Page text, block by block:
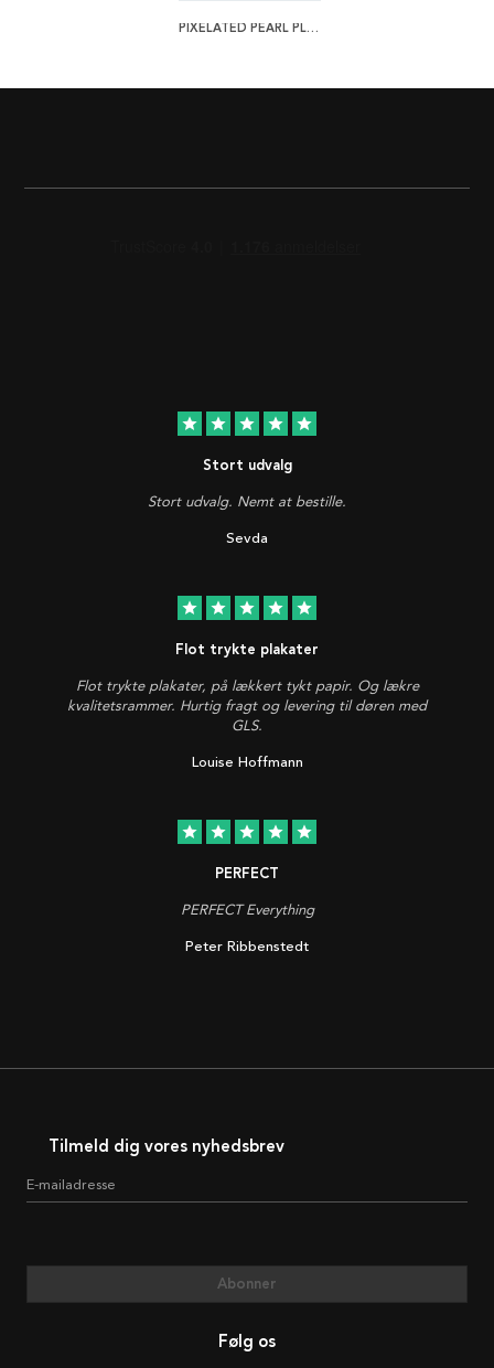
PIXELATED PEARL PLAKAT
star star star star star
Stort udvalg
Stort udvalg. Nemt at bestille.
Sevda
star star star star star
Flot trykte plakater
Flot trykte plakater, på lækkert tykt papir. Og lækre
kvalitetsrammer. Hurtig fragt og levering til døren med
GLS.
Louise Hoffmann
star star star star star
PERFECT
PERFECT Everything
Peter Ribbenstedt
Tilmeld dig vores nyhedsbrev
E-mailadresse
Abonner
Følg os